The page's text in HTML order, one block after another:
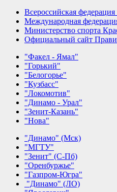
Всероссийская федерация
Международная
Министерство спорта
Официальный сайт
"Факел - Ямал"
"Горький"
"Белогорье"
"Кузбасс"
"Локомотив"
"Динамо - Урал"
"Зенит-Казань"
"Нова"
"Динамо" (Мск)
"МГТУ"
"Зенит" (С-Пб)
"Оренбуржье"
"Газпром-Югра"
"Динамо" (ЛО)